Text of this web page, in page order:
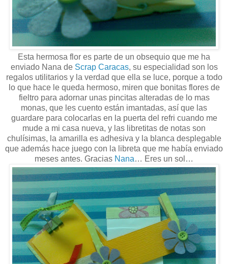
Esta hermosa flor es parte de un obsequio que me ha
enviado Nana de Scrap Caracas, su especialidad son los
regalos utilitarios y la verdad que ella se luce, porque a todo
lo que hace le queda hermoso, miren que bonitas flores de
fieltro para adornar unas pincitas alteradas de lo mas
monas, que les cuento están imantadas, así que las
guardare para colocarlas en la puerta del refri cuando me
mude a mi casa nueva, y las libretitas de notas son
chulísimas, la amarilla es adhesiva y la blanca desplegable
que además hace juego con la libreta que me había enviado
meses antes. Gracias Nana… Eres un sol…